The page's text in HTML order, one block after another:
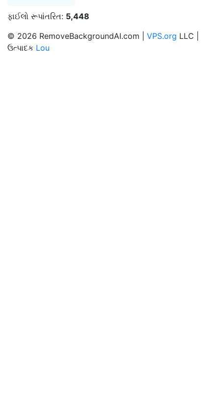
ફાઈલો રૂપાંતરિત: 5,448
© 2026 RemoveBackgroundAI.com | VPS.org LLC |
ઉત્પાદક Lou